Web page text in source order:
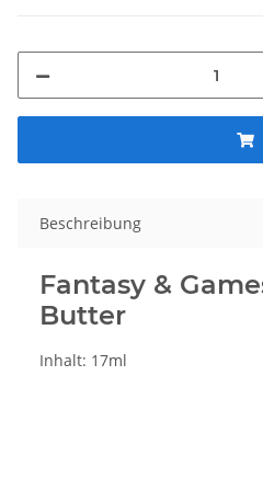
Beschreibung
Fantasy &
Butter
Inhalt: 17ml